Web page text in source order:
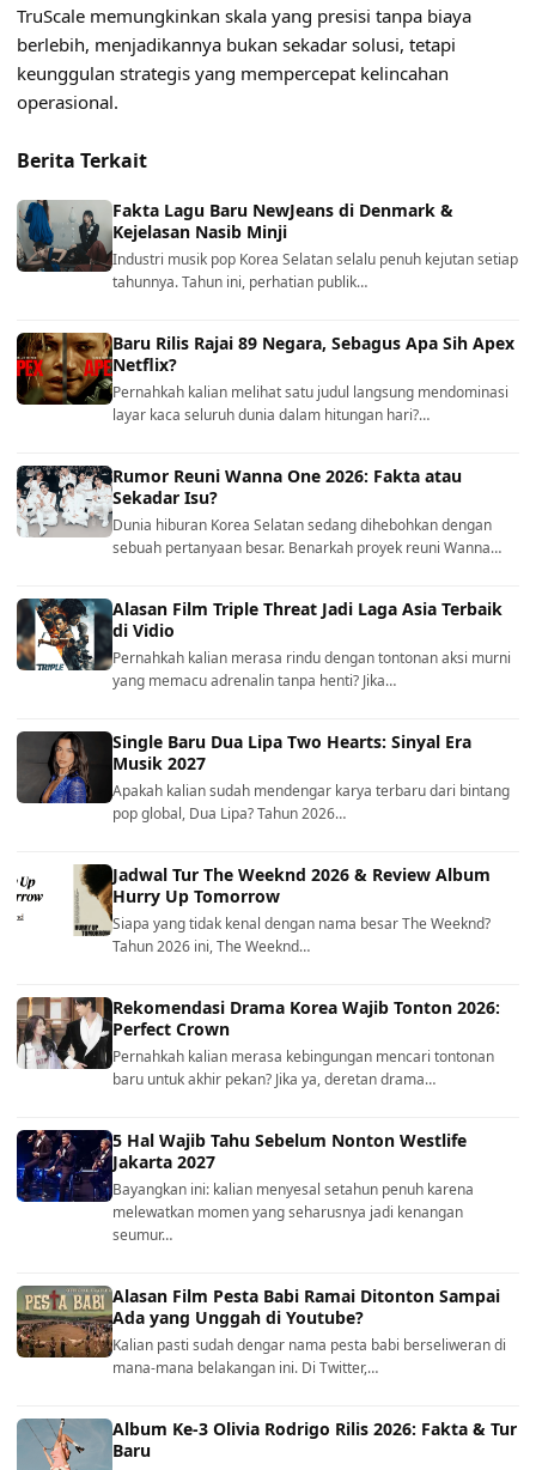
TruScale memungkinkan skala yang presisi tanpa biaya
berlebih, menjadikannya bukan sekadar solusi, tetapi
keunggulan strategis yang mempercepat kelincahan
operasional.
Berita Terkait
Fakta Lagu Baru NewJeans di Denmark &
Kejelasan Nasib Minji
Industri musik pop Korea Selatan selalu penuh kejutan setiap
tahunnya. Tahun ini, perhatian publik…
Baru Rilis Rajai 89 Negara, Sebagus Apa Sih Apex
Netflix?
Pernahkah kalian melihat satu judul langsung mendominasi
layar kaca seluruh dunia dalam hitungan hari?…
Rumor Reuni Wanna One 2026: Fakta atau
Sekadar Isu?
Dunia hiburan Korea Selatan sedang dihebohkan dengan
sebuah pertanyaan besar. Benarkah proyek reuni Wanna…
Alasan Film Triple Threat Jadi Laga Asia Terbaik
di Vidio
Pernahkah kalian merasa rindu dengan tontonan aksi murni
yang memacu adrenalin tanpa henti? Jika…
Single Baru Dua Lipa Two Hearts: Sinyal Era
Musik 2027
Apakah kalian sudah mendengar karya terbaru dari bintang
pop global, Dua Lipa? Tahun 2026…
Jadwal Tur The Weeknd 2026 & Review Album
Hurry Up Tomorrow
Siapa yang tidak kenal dengan nama besar The Weeknd?
Tahun 2026 ini, The Weeknd…
Rekomendasi Drama Korea Wajib Tonton 2026:
Perfect Crown
Pernahkah kalian merasa kebingungan mencari tontonan
baru untuk akhir pekan? Jika ya, deretan drama…
5 Hal Wajib Tahu Sebelum Nonton Westlife
Jakarta 2027
Bayangkan ini: kalian menyesal setahun penuh karena
melewatkan momen yang seharusnya jadi kenangan
seumur…
Alasan Film Pesta Babi Ramai Ditonton Sampai
Ada yang Unggah di Youtube?
Kalian pasti sudah dengar nama pesta babi berseliweran di
mana-mana belakangan ini. Di Twitter,…
Album Ke-3 Olivia Rodrigo Rilis 2026: Fakta & Tur
Baru